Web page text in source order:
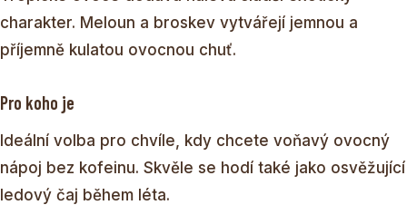
charakter. Meloun a broskev vytvářejí jemnou a
příjemně kulatou ovocnou chuť.
Pro koho je
Ideální volba pro chvíle, kdy chcete voňavý ovocný
nápoj bez kofeinu. Skvěle se hodí také jako osvěžující
ledový čaj během léta.